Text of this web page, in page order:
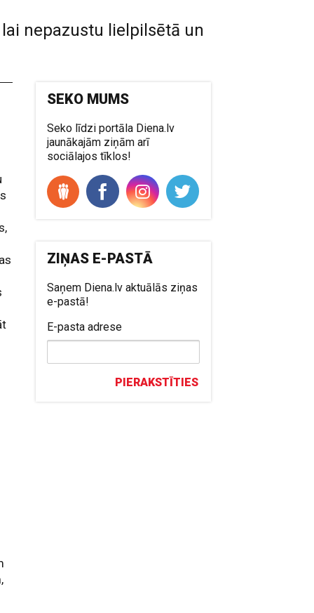
nepazustu lielpilsētā un
SEKO MUMS
Seko līdzi portāla Diena.lv
jaunākajām ziņām arī
sociālajos tīklos!
ZIŅAS E-PASTĀ
Saņem Diena.lv aktuālās ziņas
e-pastā!
E-pasta adrese
PIERAKSTĪTIES